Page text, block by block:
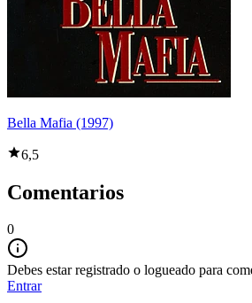
Bella Mafia (1997)
6,5
Comentarios
0
Debes estar registrado o logueado para
Entrar